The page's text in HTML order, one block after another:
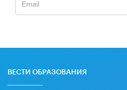
ВЕСТИ ОБРАЗОВАНИЯ